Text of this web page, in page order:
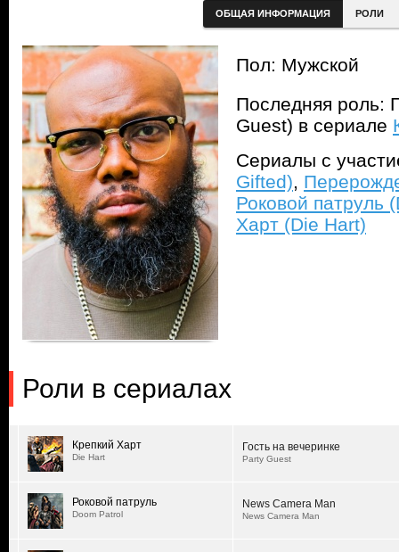
ОБЩАЯ ИНФОРМАЦИЯ РОЛИ
Пол: Мужской
Последняя роль:
Guest) в сериале
Сериалы с
Gifted),
Роковой патруль
Харт (Die Hart)
Роли в сериалах
Крепкий Харт
Die Hart
Гость на вечеринке
Party Guest
Роковой патруль
Doom Patrol
News Camera Man
News Camera Man